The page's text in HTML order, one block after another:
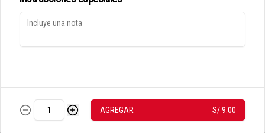
-
Política de Cookies
Haga clic en Aceptar para permitir que Justo use cookies a fin
CONFIGURACIÓN DE COOKIES ACEPTAR
AGREGAR S/ 9.00